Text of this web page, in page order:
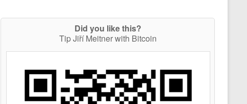
Did you like this?
Tip Jiří Meitner with Bitcoin